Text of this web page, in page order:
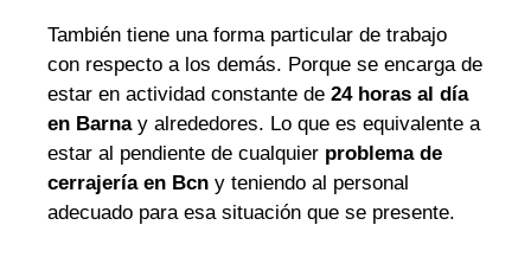
También tiene una forma particular de trabajo
con respecto a los demás. Porque se encarga de
estar en actividad constante de 24 horas al día
en Barnay alrededores. Lo que es equivalente a
estar al pendiente de cualquier problema de
cerrajería en Bcn y teniendo al personal
adecuado para esa situación que se presente.